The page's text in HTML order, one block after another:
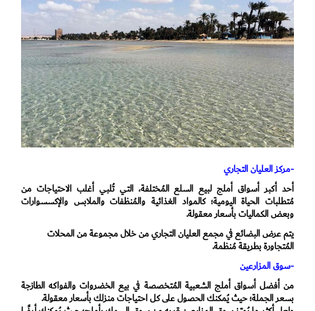
-مركز العليان التجاري
أحد أكبر أسواق أملج لبيع السلع المُختلفة، التي تُلبي أغلب الاحتياجات من
مُتطلبات الحياة اليومية؛ كالمواد الغذائية والمُنظفات والملابس والإكسسوارات
وبعض الكماليات بأسعار معقولة.
يتم عرض البضائع في مجمع العليان التجاري من خلال مجموعة من المحلات
المُتجاورة بطريقة مُنظمة.
-سوق المزارعين
من أفضل أسواق أملج الشعبية المُتخصصة في بيع الخضروات والفواكه الطازجة
بسعر الجملة؛ حيث يُمكنك الحصول على كل احتياجات منزلك بأسعار معقولة.